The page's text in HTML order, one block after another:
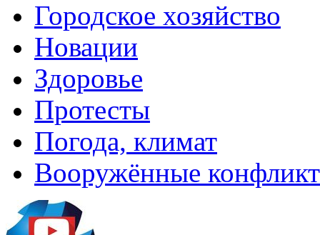
Городское хозяйство
Новации
Здоровье
Протесты
Погода, климат
Вооружённые